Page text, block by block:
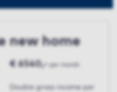
new home
€ 6540,- per month
Double gross income per